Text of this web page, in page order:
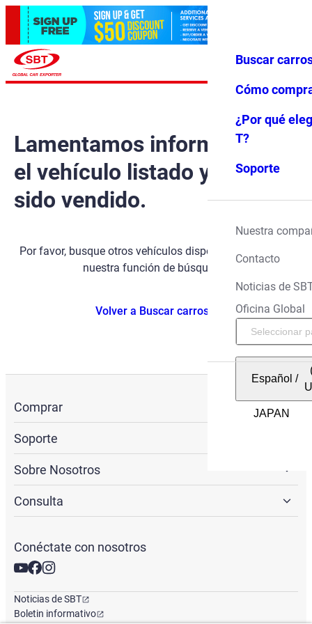
Favoritos Menú
Buscar
Cómo
¿Por qué
T?
Soporte
Nuestra
Contacto
Noticias de
Oficina Global
Español /
Lamentamos informarle que
el vehículo listado ya ha
sido vendido.
Por favor, busque otros vehículos disponibles utilizando
nuestra función de búsqueda.
Volver a Buscar carros
Comprar
Soporte
Sobre Nosotros
Consulta
Conéctate con nosotros
Noticias de SBT
Boletin informativo